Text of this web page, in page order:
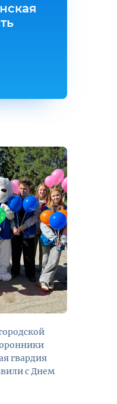
гвардия
с Днем